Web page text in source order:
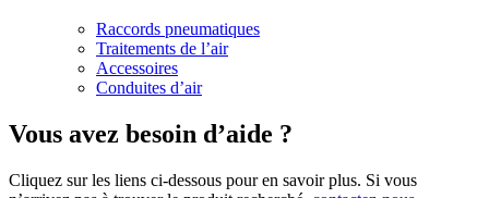
Raccords pneumatiques
Traitements de l’air
Accessoires
Conduites d’air
Vous avez besoin d’aide ?
Cliquez sur les liens ci-dessous pour en savoir plus. Si vous